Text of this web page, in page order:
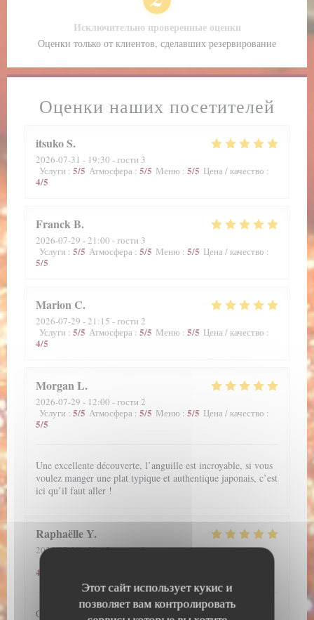
Этот сайт использует кукис и
позволяет вам контролировать
Оценки наших посетителей
itsukoS
2026-07-31 - 19:30 - гости 3
Услуги : 5/5 Атмосфера : 5/5 Меню : 5/5 Цена / качество :
4/5
FranckB
2026-07-29 - 21:00 - гости 3
Услуги : 5/5 Атмосфера : 5/5 Меню : 5/5 Цена / качество :
5/5
Marion C
2026-07-29 - 21:15 - гости 2
Услуги : 5/5 Атмосфера : 5/5 Меню : 5/5 Цена / качество :
4/5
MorganL
2026-07-29 - 12:00 - гости 2
Услуги : 5/5 Атмосфера : 5/5 Меню : 5/5 Цена / качество :
5/5
Une excellente découverte, l’anguille est incroyable, si vous
voulez manger une plat typique et authentique japonais, c’est
ici qu’il faut aller !
RaphaëlleY
2026-07-28- 20:45 - гости 2
Услуги
4
C'est un très bon restaurant. J'adore les anguilles donc il
Исключительно проверенные оценки
Оценки только от клиентов, сделавших резервирование